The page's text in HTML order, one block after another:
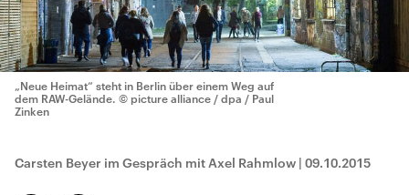
„Neue Heimat“ steht in Berlin über einem Weg auf
dem RAW-Gelände. © picture alliance / dpa / Paul
Zinken
Carsten Beyer im Gespräch mit Axel Rahmlow | 09.10.2015